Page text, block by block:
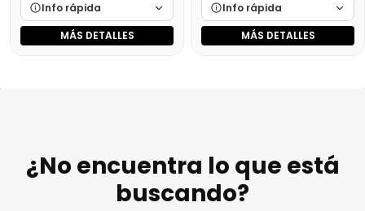
Info rápida
Marca
Cargando…
MÁS DETALLES
Info rápida
Marca
Cargando…
MÁS DETALLES
¿No encuentra lo que está
buscando?